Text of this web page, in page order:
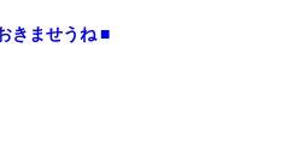
きませうね ■